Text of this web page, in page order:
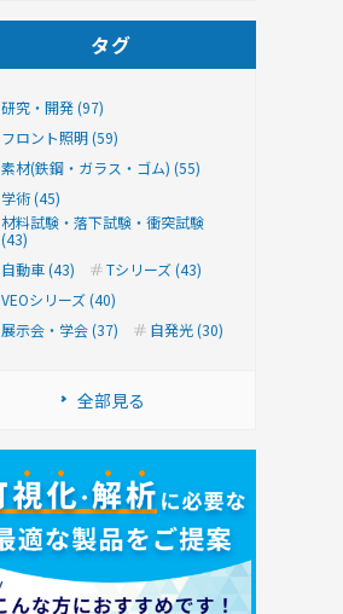
タグ
研究・開発 (97)
フロント照明 (59)
素材(鉄鋼・ガラス・ゴム) (55)
学術 (45)
材料試験・落下試験・衝突試験
(43)
自動車 (43)
Tシリーズ (43)
VEOシリーズ (40)
展示会・学会 (37)
自発光 (30)
全部見る